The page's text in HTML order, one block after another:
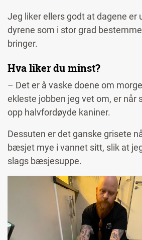
Jeg liker ellers godt at dagene er
dyrene som i stor grad
bringer.
Hva liker du minst?
– Det er å vaske doene om
ekleste jobben jeg vet om, er når
opp halvfordøyde kaniner.
Dessuten er det ganske grisete
bæsjet mye i vannet sitt, slik at
slags bæsjesuppe.